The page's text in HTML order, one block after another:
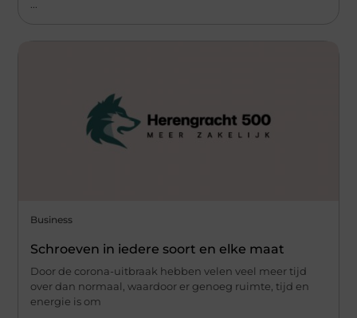
Business
Schroeven in iedere soort en elke maat
Door de corona-uitbraak hebben velen veel meer tijd
over dan normaal, waardoor er genoeg ruimte, tijd en
energie is om